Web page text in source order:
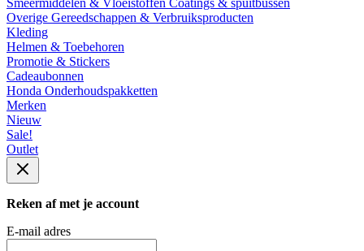
Smeermiddelen & Vloeistoffen Coatings & spuitbussen
Overige Gereedschappen & Verbruiksproducten
Kleding
Helmen & Toebehoren
Promotie & Stickers
Cadeaubonnen
Honda Onderhoudspakketten
Merken
Nieuw
Sale!
Outlet
Reken af met je account
E-mail adres